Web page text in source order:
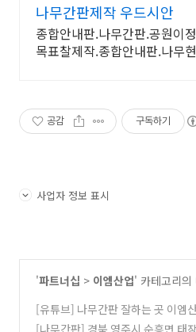
나무간판제작 우드시안
종합안내판.나무간판.공원이
목표찰제작.종합안내판.나무
공감 구독하기
사업자 정보 표시
'파트너십 > 이엠산업' 카테고리의
[유튜브] 나무간판 잘하는 곳 이엠
160912 (0)
[나무간판] 경북 영주시 순흥면 태